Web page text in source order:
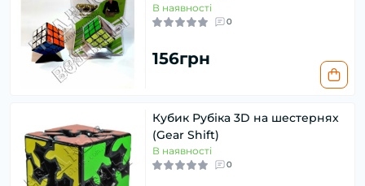
В наявності
0
156грн
Кубик Рубіка 3D на шестернях
(Gear Shift)
В наявності
0